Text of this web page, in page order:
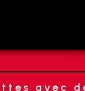
avec